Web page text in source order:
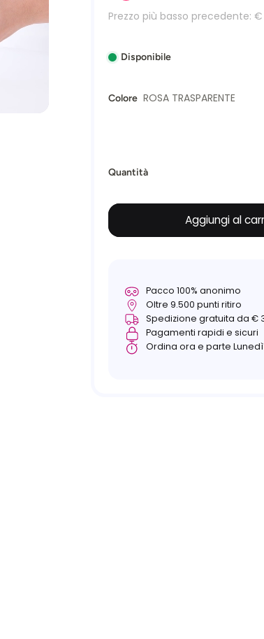
Prezzo più basso precedente: €
Disponibile
Colore ROSA TRASPARENTE
Quantità
Aggiungi al
Pacco 100% anonimo
Oltre 9.500 punti ritiro
Spedizione gratuita da €
Pagamenti rapidi e sicuri
Ordina ora e parte Lunedì